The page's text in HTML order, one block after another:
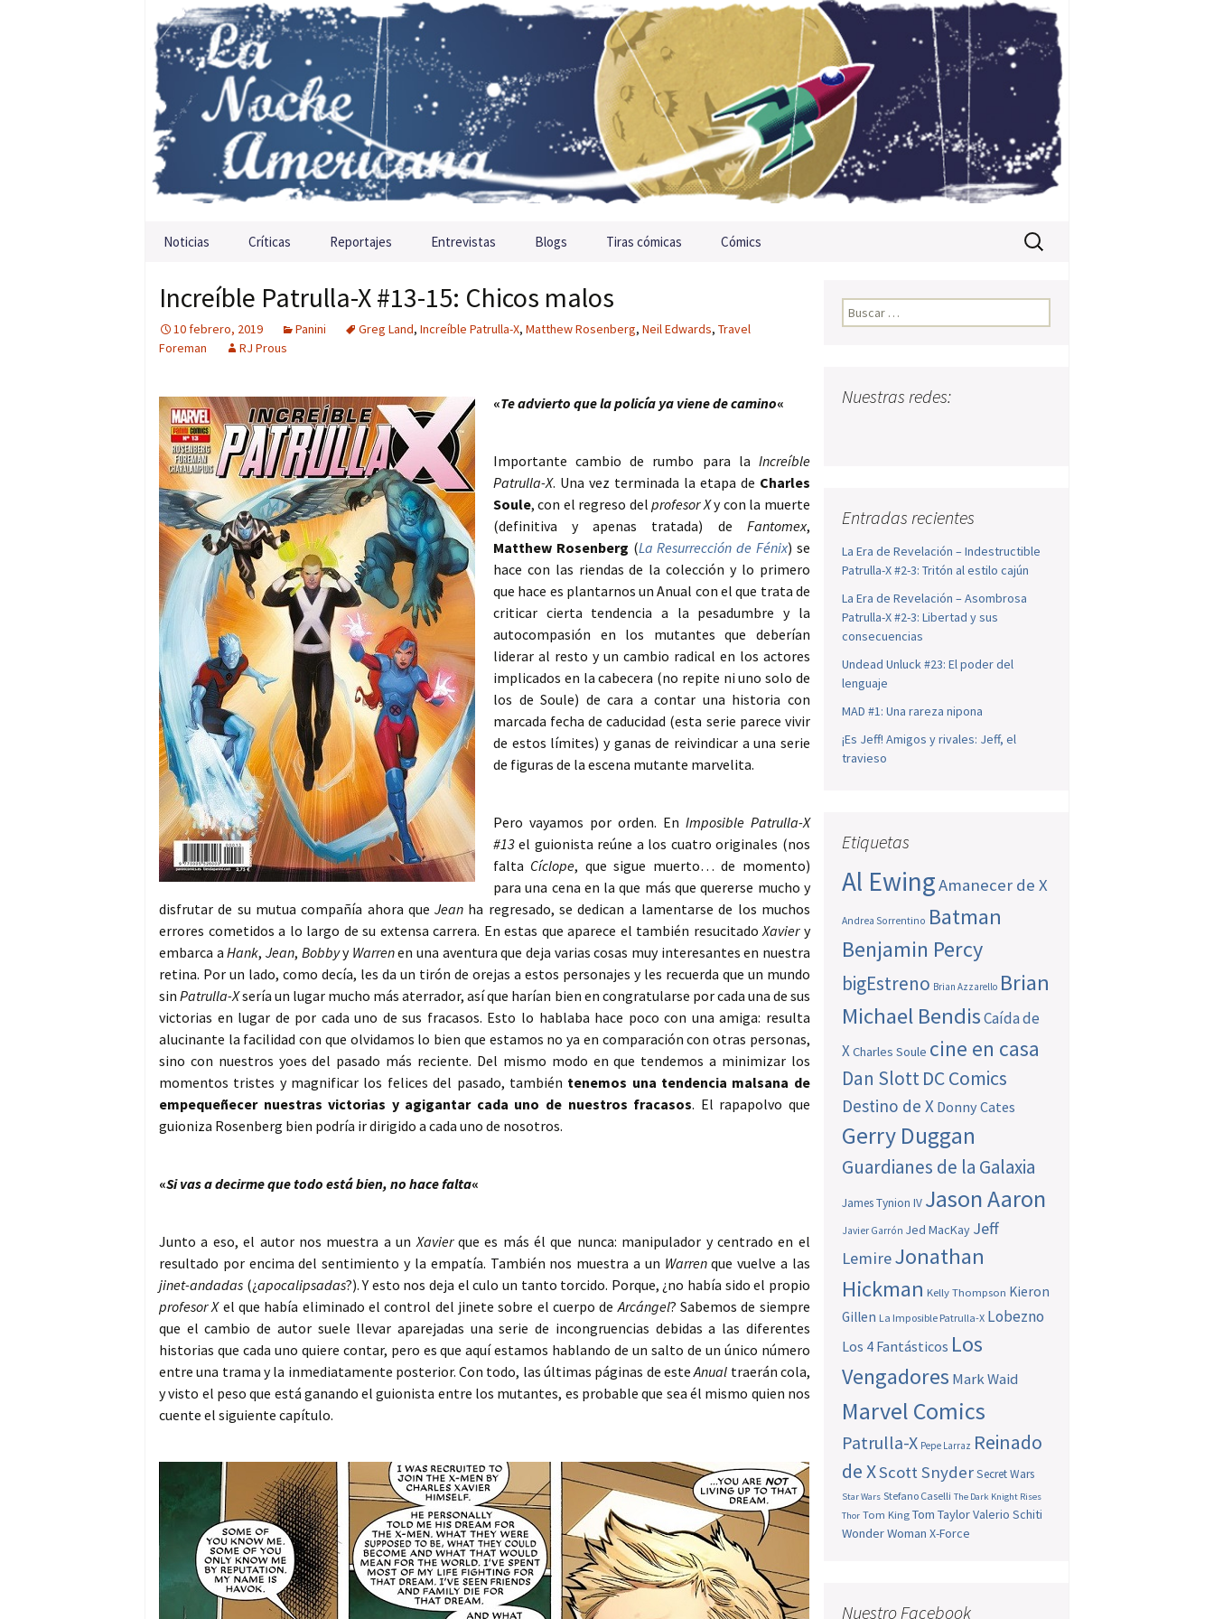
Saltar al contenido
Noticias Críticas Reportajes Entrevistas Blogs Tiras cómicas Cómics Buscar:
Increíble Patrulla-X #13-15: Chicos malos
10 febrero, 2019 Panini Greg Land, Increíble Patrulla-X, Matthew Rosenberg, Neil Edwards, Travel
Foreman
RJ Prous
«Te advierto que la policía ya viene de camino«
Importante cambio de rumbo para la Increíble
Patrulla-X. Una vez terminada la etapa de Charles
Soule, con el regreso delprofesor Xy con la muerte
(definitiva y apenas tratada) de Fantomex,
Matthew Rosenberg (La Resurrección de Fénix) se
hace con las riendas de la colección y lo primero
que hace es plantarnos un Anual con el que trata de
criticar cierta tendencia a la pesadumbre y la
autocompasión en los mutantes que deberían
liderar al resto y un cambio radical en los actores
implicados en la cabecera (no repite ni uno solo de
los de Soule) de cara a contar una historia con
marcada fecha de caducidad (esta serie parece vivir
de estos límites) y ganas de reivindicar a una serie
de figuras de la escena mutante marvelita.
Pero vayamos por orden. En Imposible Patrulla-X
#13 el guionista reúne a los cuatro originales (nos
falta Cíclope, que sigue muerto… de momento)
para una cena en la que más que quererse mucho y
disfrutar de su mutua compañía ahora queJean ha regresado, se dedican a lamentarse de los muchos
errores cometidos a lo largo de su extensa carrera. En estas que aparece el también resucitadoXaviery
embarca aHank, Jean, Bobbyy Warrenen una aventura que deja varias cosas muy interesantes en nuestra
retina. Por un lado, como decía, les da un tirón de orejas a estos personajes y les recuerda que un mundo
sinPatrulla-Xsería un lugar mucho más aterrador, así que harían bien en congratularse por cada una de sus
victorias en lugar de por cada uno de sus fracasos. Esto lo hablaba hace poco con una amiga: resulta
alucinante la facilidad con que olvidamos lo bien que estamos no ya en comparación con otras personas,
sino con nuestros yoes del pasado más reciente. Del mismo modo en que tendemos a minimizar los
momentos tristes y magnificar los felices del pasado, también tenemos una tendencia malsana de
empequeñecer nuestras victorias y agigantar cada uno de nuestros fracasos. El rapapolvo que
guioniza Rosenberg bien podría ir dirigido a cada uno de nosotros.
«Si vas a decirme que todo está bien, no hace falta«
Junto a eso, el autor nos muestra a unXavierque es más él que nunca: manipulador y centrado en el
resultado por encima del sentimiento y la empatía. También nos muestra a un Warrenque vuelve a las
jinet-andadas (¿apocalipsadas?). Y esto nos deja el culo un tanto torcido. Porque, ¿no había sido el propio
profesor Xel que había eliminado el control del jinete sobre el cuerpo deArcángel? Sabemos de siempre
que el cambio de autor suele llevar aparejadas una serie de incongruencias debidas a las diferentes
historias que cada uno quiere contar, pero es que aquí estamos hablando de un salto de un único número
entre una trama y la inmediatamente posterior. Con todo, las últimas páginas de esteAnual traerán cola,
y visto el peso que está ganando el guionista entre los mutantes, es probable que sea él mismo quien nos
cuente el siguiente capítulo.
Buscar:
Nuestras redes:
Entradas recientes
La Era de Revelación – Indestructible
Patrulla-X #2-3: Tritón al estilo cajún
La Era de Revelación – Asombrosa
Patrulla-X #2-3: Libertad y sus
consecuencias
Undead Unluck #23: El poder del
lenguaje
MAD #1: Una rareza nipona
¡Es Jeff! Amigos y rivales: Jeff, el
travieso
Etiquetas
Al EwingAmanecer de X
Andrea Sorrentino Batman
Benjamin Percy
bigEstreno Brian Azzarello Brian
Michael BendisCaída de
XCharles Soule cine en casa
Dan SlottDC Comics
Destino de X Donny Cates
Gerry Duggan
Guardianes de la Galaxia
James Tynion IV Jason Aaron
Javier Garrón Jed MacKay Jeff
LemireJonathan
Hickman Kelly Thompson Kieron
Gillen La Imposible Patrulla-X Lobezno
Los 4 Fantásticos Los
Vengadores Mark Waid
Marvel Comics
Patrulla-X Pepe Larraz Reinado
de XScott SnyderSecret Wars
Star Wars Stefano Caselli The Dark Knight Rises
Thor Tom King Tom TaylorValerio Schiti
Wonder Woman X-Force
Nuestro Facebook